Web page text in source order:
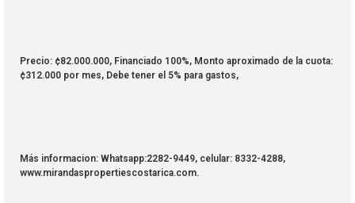
Precio: ¢82.000.000, Financiado 100%, Monto aproximado de la cuota:
¢312.000 por mes, Debe tener el 5% para gastos,
Más informacion: Whatsapp:2282-9449, celular: 8332-4288,
www.mirandaspropertiescostarica.com.